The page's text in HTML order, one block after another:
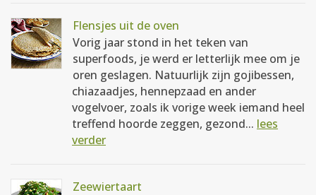
Flensjes uit de oven
Vorig jaar stond in het teken van
superfoods, je werd er letterlijk mee om je
oren geslagen. Natuurlijk zijn gojibessen,
chiazaadjes, hennepzaad en ander
vogelvoer, zoals ik vorige week iemand heel
treffend hoorde zeggen, gezond... lees
verder
Zeewiertaart